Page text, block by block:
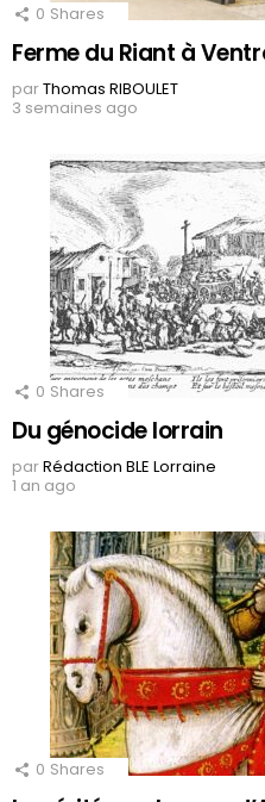
0 Shares
Ferme du Riant à
parThomas RIBOULET
3 semaines ago
0 Shares
Du génocide lorrain
parRédaction BLE Lorraine
1 an ago
0 Shares